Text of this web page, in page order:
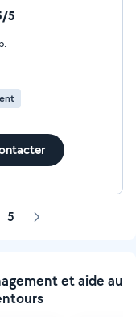
5
5 Page
et aide au